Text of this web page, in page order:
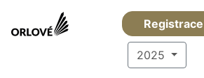
Registrace
2025